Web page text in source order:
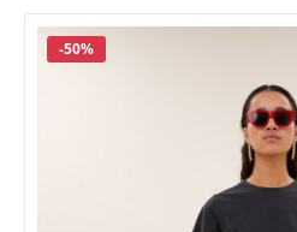
Korting
-50%